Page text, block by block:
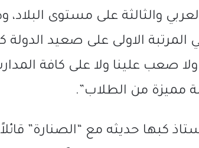
والثالثة على مستوى
المرتبة الاولى على صعيد
صعب علينا ولا على كافة
مميزة من الطلاب”.
كبها حديثه مع “الصنارة”